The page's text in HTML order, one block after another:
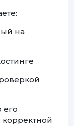
на
его